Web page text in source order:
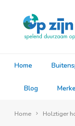
Home
Blog
Home Holztiger